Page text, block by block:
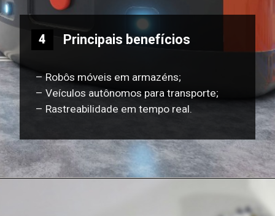
Principais benefícios
– Robôs móveis em armazéns;
– Veículos autônomos para transporte;
– Rastreabilidade em tempo real.
4